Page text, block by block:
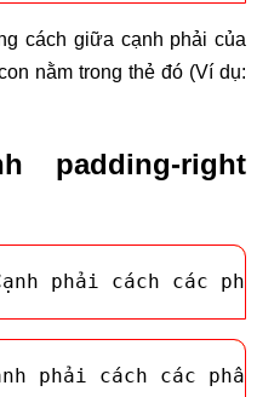
cách giữa cạnh phải của
nằm trong thẻ đó (Ví dụ:
padding-right
phải cách các
phải cách các